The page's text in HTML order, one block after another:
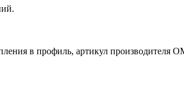
в профиль, артикул производителя